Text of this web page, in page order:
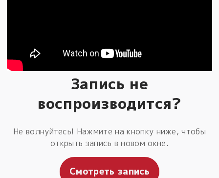
Запись не
воспроизводится?
Не волнуйтесь! Нажмите на кнопку ниже, чтобы
открыть запись в новом окне.
Смотреть запись